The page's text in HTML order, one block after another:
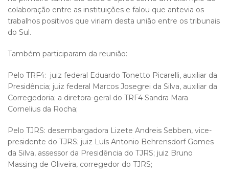
colaboração entre as instituições e falou que antevia os
trabalhos positivos que viriam desta união entre os tribunais
do Sul.
Também participaram da reunião:
Pelo TRF4: juiz federal Eduardo Tonetto Picarelli, auxiliar da
Presidência; juiz federal Marcos Josegrei da Silva, auxiliar da
Corregedoria; a diretora-geral do TRF4 Sandra Mara
Cornelius da Rocha;
Pelo TJRS: desembargadora Lizete Andreis Sebben, vice-
presidente do TJRS; juiz Luís Antonio Behrensdorf Gomes
da Silva, assessor da Presidência do TJRS; juiz Bruno
Massing de Oliveira, corregedor do TJRS;